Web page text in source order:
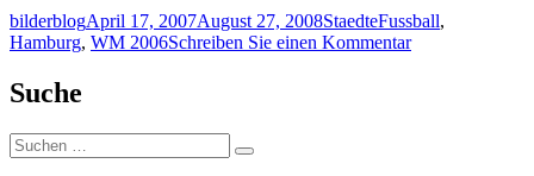
Autor
bilderblogVeröffentlicht
am
April 17, 2007August 27, 2008Kategorien
StaedteSchlagwörter
Fussball,
Hamburg, WM 2006Schreiben Sie einen Kommentarzu
Suche
Suche
nach:
Suchen